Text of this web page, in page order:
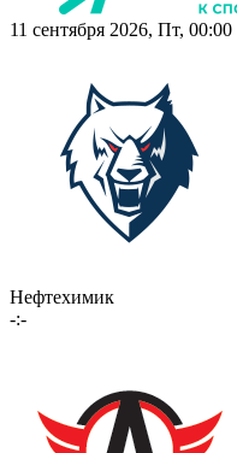
11 сентября 2026, Пт, 00:00
Нефтехимик
-:-